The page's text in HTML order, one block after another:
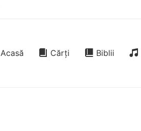
Acasă Cărți Biblii